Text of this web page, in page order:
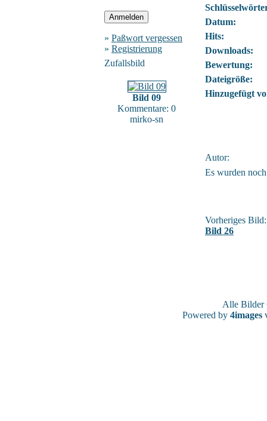
» Paßwort vergessen
» Registrierung
Zufallsbild
Bild 09
Kommentare: 0
mirko-sn
Datum:
Hits:
Downloads:
Bewertung:
Dateigröße:
Hinzugefügt
Autor:
Es wurden
Vorheriges Bild:
Bild 26
Alle
Powered by 4images